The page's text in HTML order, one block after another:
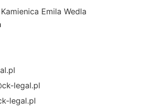
Emila Wedla
legal.pl
legal.pl